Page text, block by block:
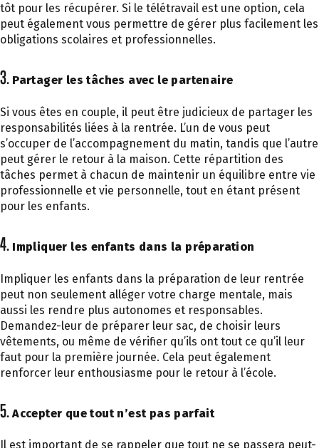
tôt pour les récupérer. Si le télétravail est une option, cela
peut également vous permettre de gérer plus facilement les
obligations scolaires et professionnelles.
3. Partager les tâches avec le partenaire
Si vous êtes en couple, il peut être judicieux de partager les
responsabilités liées à la rentrée. L’un de vous peut
s’occuper de l’accompagnement du matin, tandis que l’autre
peut gérer le retour à la maison. Cette répartition des
tâches permet à chacun de maintenir un équilibre entre vie
professionnelle et vie personnelle, tout en étant présent
pour les enfants.
4. Impliquer les enfants dans la préparation
Impliquer les enfants dans la préparation de leur rentrée
peut non seulement alléger votre charge mentale, mais
aussi les rendre plus autonomes et responsables.
Demandez-leur de préparer leur sac, de choisir leurs
vêtements, ou même de vérifier qu’ils ont tout ce qu’il leur
faut pour la première journée. Cela peut également
renforcer leur enthousiasme pour le retour à l’école.
5.Accepter que tout n’est pas parfait
Il est important de se rappeler que tout ne se passera peut-